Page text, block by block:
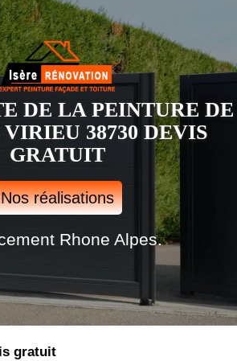
DE LA PEINTURE DE
38730 DEVIS
GRATUIT
Nos réalisations
Rhone Alpes.
gratuit